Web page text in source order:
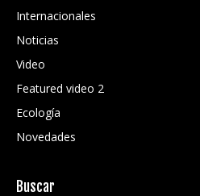
Internacionales
Noticias
Video
Featured video 2
Ecología
Novedades
Buscar